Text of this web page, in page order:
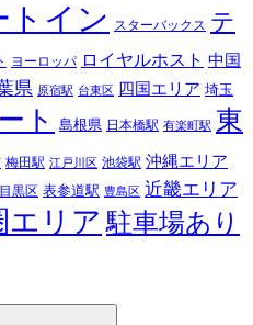
トイン スターバックス テ
ヨーロッパ ロイヤルホスト 中国
県 原宿駅 台東区 四国エリア 埼玉
ト 島根県 日本橋駅 有楽町駅 東
梅田駅 江戸川区 池袋駅 沖縄エリア
目黒区 表参道駅 豊島区 近畿エリア
エリア 駐車場あり